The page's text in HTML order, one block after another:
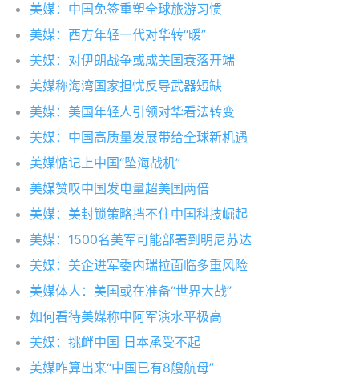
美媒：中国免签重塑全球旅游习惯
美媒：西方年轻一代对华转“暖”
美媒：对伊朗战争或成美国衰落开端
美媒称海湾国家担忧反导武器短缺
美媒：美国年轻人引领对华看法转变
美媒：中国高质量发展带给全球新机遇
美媒惦记上中国“坠海战机”
美媒赞叹中国发电量超美国两倍
美媒：美封锁策略挡不住中国科技崛起
美媒：1500名美军可能部署到明尼苏达
美媒：美企进军委内瑞拉面临多重风险
美媒体人：美国或在准备“世界大战”
如何看待美媒称中阿军演水平极高
美媒：挑衅中国 日本承受不起
美媒咋算出来“中国已有8艘航母”